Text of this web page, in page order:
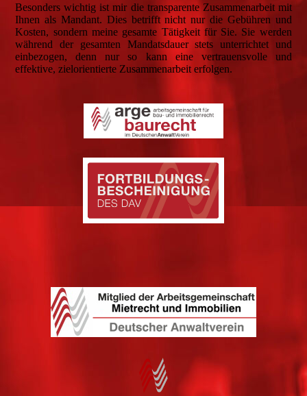
Besonders wichtig ist mir die transparente Zusammenarbeit mit
Ihnen als Mandant. Dies betrifft nicht nur die Gebühren und
Kosten, sondern meine gesamte Tätigkeit für Sie. Sie werden
während der gesamten Mandatsdauer stets unterrichtet und
einbezogen, denn nur so kann eine vertrauensvolle und
effektive, zielorientierte Zusammenarbeit erfolgen.